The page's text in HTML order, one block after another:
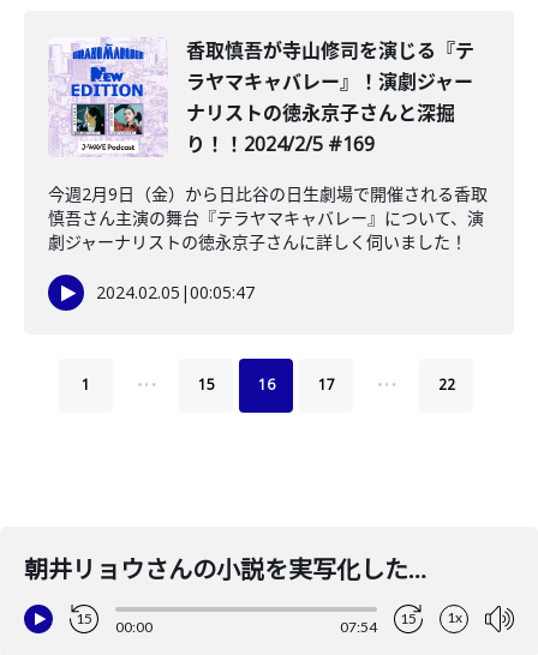
香取慎吾が寺山修司を演じる『テ
ラヤマキャバレー』！演劇ジャー
ナリストの徳永京子さんと深掘
り！！2024/2/5 #169
今週2月9日（金）から日比谷の日生劇場で開催される香取
慎吾さん主演の舞台『テラヤマキャバレー』について、演
劇ジャーナリストの徳永京子さんに詳しく伺いました！
2024.02.05 |00:05:47
1 … 15 16 17 … 22
朝井リョウさんの小説を実写化した映画「正欲」についてライターの羽佐田瑶子さんと深掘り！2023/11/7 #121
15 00:00 07:54 15 1x